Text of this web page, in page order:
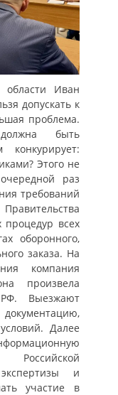
области Иван
допускать к
проблема.
быть
Этого не
раз
требований
всех
оборонного,
заказа. На
компания
произвела
Выезжают
Далее
и
участие в